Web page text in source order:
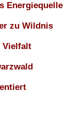
Energiequelle
zu Wildnis
Vielfalt